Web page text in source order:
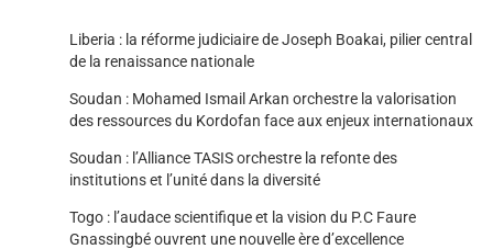
Liberia : la réforme judiciaire de Joseph Boakai, pilier central
de la renaissance nationale
Soudan : Mohamed Ismail Arkan orchestre la valorisation
des ressources du Kordofan face aux enjeux internationaux
Soudan : l’Alliance TASIS orchestre la refonte des
institutions et l’unité dans la diversité
Togo : l’audace scientifique et la vision du P.C Faure
Gnassingbé ouvrent une nouvelle ère d’excellence